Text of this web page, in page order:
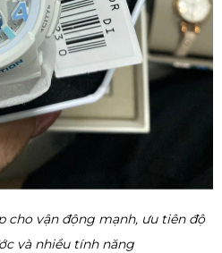
cho vận động mạnh, ưu tiên độ
và nhiều tính năng